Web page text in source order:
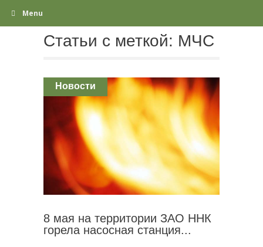
Menu
Статьи с меткой: МЧС
Новости
8 мая на территории ЗАО ННК
горела насосная станция...